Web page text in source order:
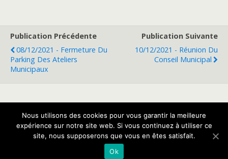
Publication Précédente
08/12/2021 - Fermeture Du
Parking Des Ateliers
Municipaux
Publication Suivante
10/12/2021 - Réunion Du
Conseil Municipal
Retour au début
Mobile Bureau
Nous utilisons des cookies pour vous garantir la meilleure
expérience sur notre site web. Si vous continuez à utiliser ce
site, nous supposerons que vous en êtes satisfait.
Ok